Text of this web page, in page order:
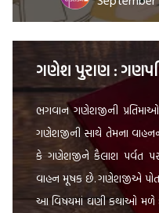
ગણેશ પુરાણ :
ભગવાન ગણેશજીની
ગણેશજીની સાથે તેમના
કે ગણેશજીને કૈલાશ પર્વત
વાહન મૂષક છે. ગણેશજીએ
આ વિષયમાં ઘણી કથાઓ મળે